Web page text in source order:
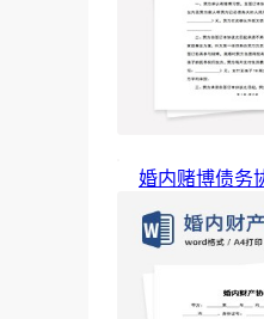
婚内赌博债务